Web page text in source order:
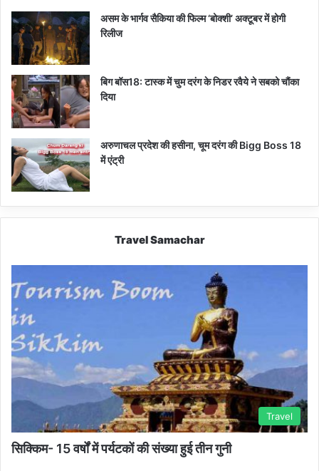
असम के भार्गव सैकिया की फिल्म ‘बोक्शी’ अक्टूबर में होगी
रिलीज
बिग बॉस18: टास्क में चुम दरंग के निडर रवैये ने सबको चौंका
दिया
अरुणाचल प्रदेश की हसीना, चूम दरंग की Bigg Boss 18
में एंट्री
Travel Samachar
Travel
सिक्किम- 15 वर्षों में पर्यटकों की संख्या हुई तीन गुनी